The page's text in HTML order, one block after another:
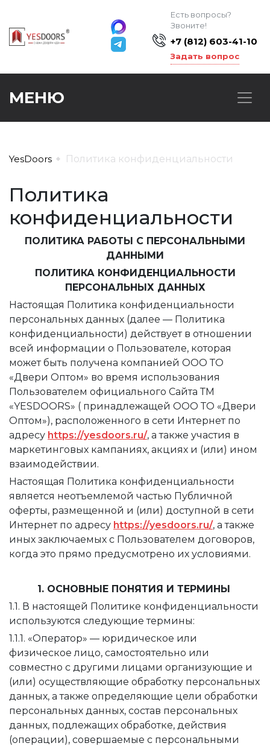
Есть вопросы?
Звоните!
+7 (812) 603-41-10
Задать вопрос
МЕНЮ
YesDoors Политика конфиденциальности
Политика
конфиденциальности
ПОЛИТИКА РАБОТЫ С ПЕРСОНАЛЬНЫМИ
ДАННЫМИ
ПОЛИТИКА КОНФИДЕНЦИАЛЬНОСТИ
ПЕРСОНАЛЬНЫХ ДАННЫХ
Настоящая Политика конфиденциальности
персональных данных (далее — Политика
конфиденциальности) действует в отношении
всей информации о Пользователе, которая
может быть получена компанией ООО ТО
«Двери Оптом» во время использования
Пользователем официального Сайта ТМ
«YESDOORS» ( принадлежащей ООО ТО «Двери
Оптом»), расположенного в сети Интернет по
адресу https://yesdoors.ru/, а также участия в
маркетинговых кампаниях, акциях и (или) ином
взаимодействии.
Настоящая Политика конфиденциальности
является неотъемлемой частью Публичной
оферты, размещенной и (или) доступной в сети
Интернет по адресу https://yesdoors.ru/, а также
иных заключаемых с Пользователем договоров,
когда это прямо предусмотрено их условиями.
1. ОСНОВНЫЕ ПОНЯТИЯ И ТЕРМИНЫ
1.1. В настоящей Политике конфиденциальности
используются следующие термины:
1.1.1. «Оператор» — юридическое или
физическое лицо, самостоятельно или
совместно с другими лицами организующие и
(или) осуществляющие обработку персональных
данных, а также определяющие цели обработки
персональных данных, состав персональных
данных, подлежащих обработке, действия
(операции), совершаемые с персональными